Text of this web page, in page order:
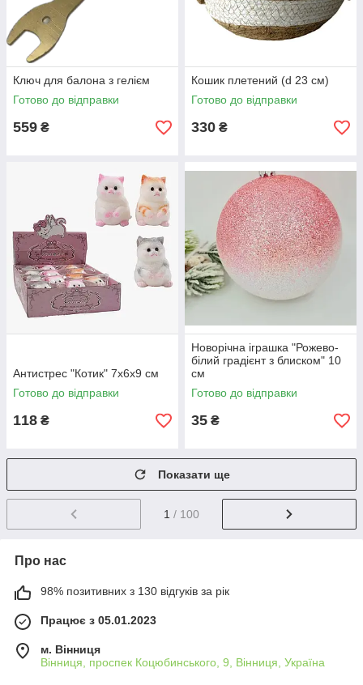
Ключ для балона з гелієм
Готово до відправки
559 ₴
Кошик плетений (d 23 см)
Готово до відправки
330 ₴
Антистрес "Котик" 7х6х9 см
Готово до відправки
118 ₴
Новорічна іграшка "Рожево-
білий градієнт з блиском" 10
см
Готово до відправки
35 ₴
Показати ще
1 / 100
Про нас
98% позитивних з 130 відгуків за рік
Працює з 05.01.2023
м. Вінниця
Вінниця, проспек Коцюбинського, 9, Вінниця, Україна